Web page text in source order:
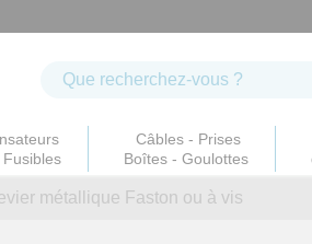
Fusibles
Câbles - Prises
Boîtes - Goulottes
métallique Faston ou à vis